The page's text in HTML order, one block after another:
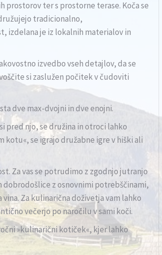
ter s prostorne terase. Koča se
tradicionalno,
izdelana je iz lokalnih materialov in
izvedbo vseh detajlov, da se
si zaslužen počitek v čudoviti
dve max-dvojni in dve enojni.
pred njo, se družina in otroci lahko
kotu«, se igrajo družabne igre v hiški ali
Za vas se potrudimo z zgodnjo jutranjo
z osnovnimi potrebščinami,
Za kulinarična doživetja vam lahko
večerjo po naročilu v sami koči.
»kulinarični kotiček«, kjer lahko